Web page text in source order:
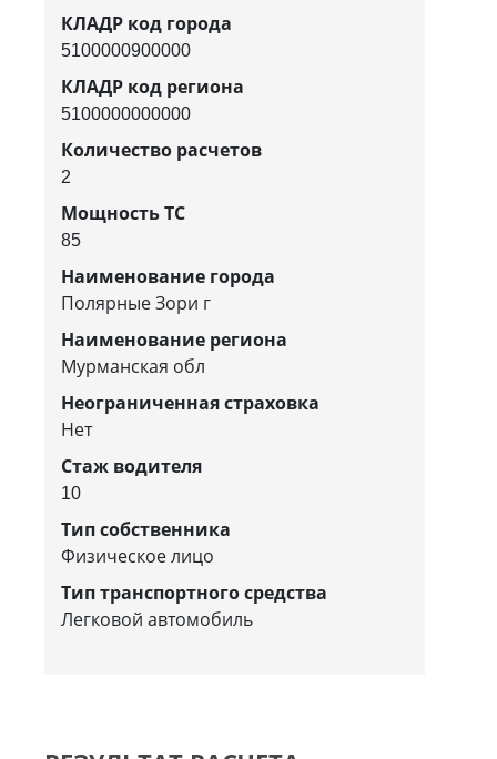
КЛАДР код города
5100000900000
КЛАДР код региона
5100000000000
Количество расчетов
2
Мощность ТС
85
Наименование города
Полярные Зори г
Наименование региона
Мурманская обл
Неограниченная страховка
Нет
Стаж водителя
10
Тип собственника
Физическое лицо
Тип транспортного средства
Легковой автомобиль